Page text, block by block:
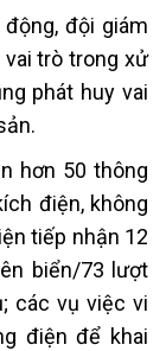
đội giám
trò trong xử
phát huy vai
hơn 50 thông
điện, không
tiếp nhận 12
biển/73 lượt
các vụ việc vi
điện để khai